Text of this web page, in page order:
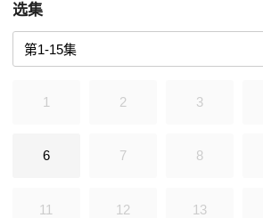
过去了，一切都被时光雕琢着，时光磨灭满怀的
长……
选集
1 2 3
6 7 8
11 12 13